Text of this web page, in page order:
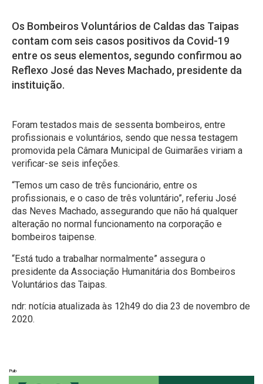
Os Bombeiros Voluntários de Caldas das Taipas
contam com seis casos positivos da Covid-19
entre os seus elementos, segundo confirmou ao
Reflexo José das Neves Machado, presidente da
instituição.
Foram testados mais de sessenta bombeiros, entre
profissionais e voluntários, sendo que nessa testagem
promovida pela Câmara Municipal de Guimarães viriam a
verificar-se seis infeções.
“Temos um caso de três funcionário, entre os
profissionais, e o caso de três voluntário”, referiu José
das Neves Machado, assegurando que não há qualquer
alteração no normal funcionamento na corporação e
bombeiros taipense.
“Está tudo a trabalhar normalmente” assegura o
presidente da Associação Humanitária dos Bombeiros
Voluntários das Taipas.
ndr: notícia atualizada às 12h49 do dia 23 de novembro de
2020.
Pub